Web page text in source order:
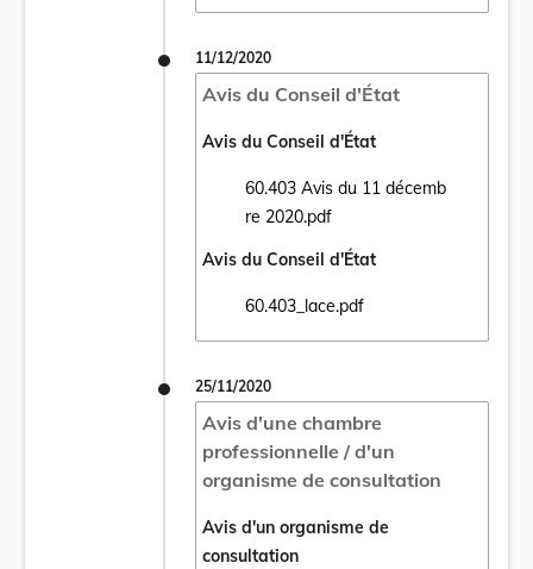
11/12/2020
Avis du Conseil d'État
Avis du Conseil d'État
60.403 Avis du 11 décemb
re 2020.pdf
Ouvrir le document 60.403 Avis du 11
Avis du Conseil d'État
60.403_lace.pdf
Ouvrir le document 60.403_lace.pdf dans
25/11/2020
Avis d'une chambre
professionnelle / d'un
organisme de consultation
Avis d'un organisme de
consultation